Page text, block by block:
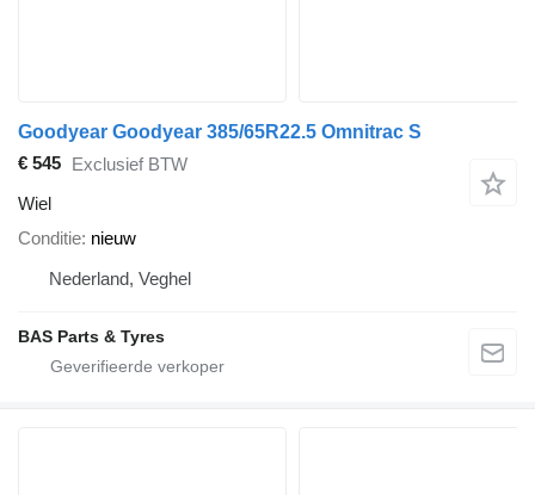
Goodyear Goodyear 385/65R22.5 Omnitrac S
€ 545 Exclusief BTW
Wiel
Conditie nieuw
Nederland, Veghel
BAS Parts & Tyres